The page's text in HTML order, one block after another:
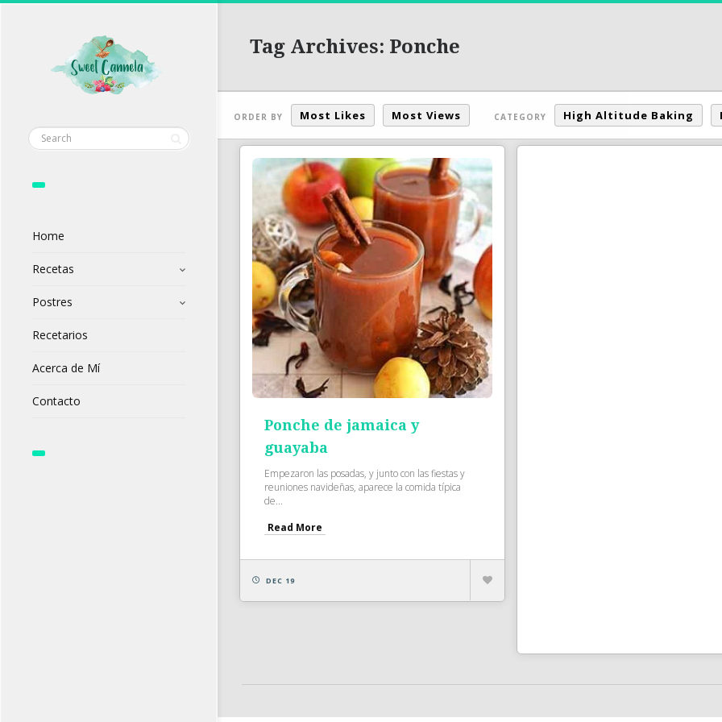
Home
Recetas
Postres
Recetarios
Acerca de Mí
Contacto
Tag Archives: Ponche
ORDER BY Most Likes Most Views CATEGORY High Altitude Baking
Ponche de jamaica y
guayaba
Empezaron las posadas, y junto con las fiestas y
reuniones navideñas, aparece la comida típica
de...
Read More
DEC 19